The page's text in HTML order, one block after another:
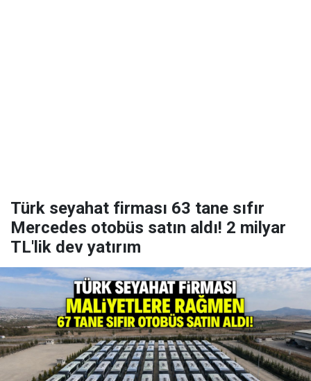
Türk seyahat firması 63 tane sıfır
Mercedes otobüs satın aldı! 2 milyar
TL'lik dev yatırım